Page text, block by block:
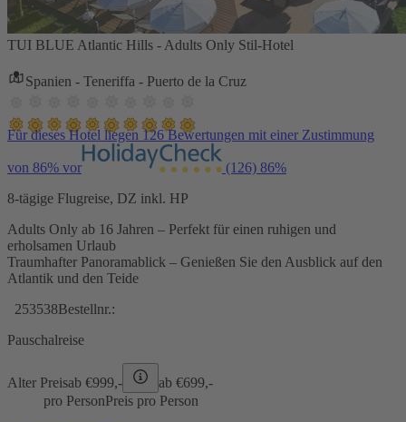
TUI BLUE Atlantic Hills - Adults Only Stil-Hotel
Spanien - Teneriffa - Puerto de la Cruz
Für dieses Hotel liegen 126 Bewertungen mit einer Zustimmung
von 86% vor (126) 86%
8-tägige Flugreise, DZ inkl. HP
Adults Only ab 16 Jahren – Perfekt für einen ruhigen und
erholsamen Urlaub
Traumhafter Panoramablick – Genießen Sie den Ausblick auf den
Atlantik und den Teide
253538Bestellnr.:
Pauschalreise
Alter Preisab €999,- ab €699,-
pro PersonPreis pro Person